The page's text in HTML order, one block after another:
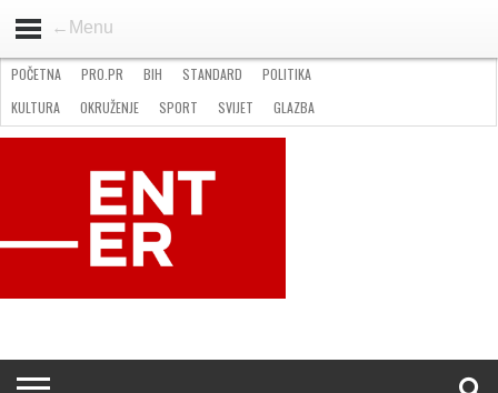
←Menu
STANDARD
GOSPODARSTVO
OKRUŽENJE
POČETNA PRO.PR BIH STANDARD
POLITIKA
KULTURA
OKRUŽENJE SPORT SVIJET
GLAZBA
NATJEČAJI
FILMING LOCATION IN BH KONTAKT